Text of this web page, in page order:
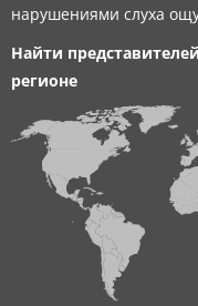
нарушениями слуха
Найти
регионе